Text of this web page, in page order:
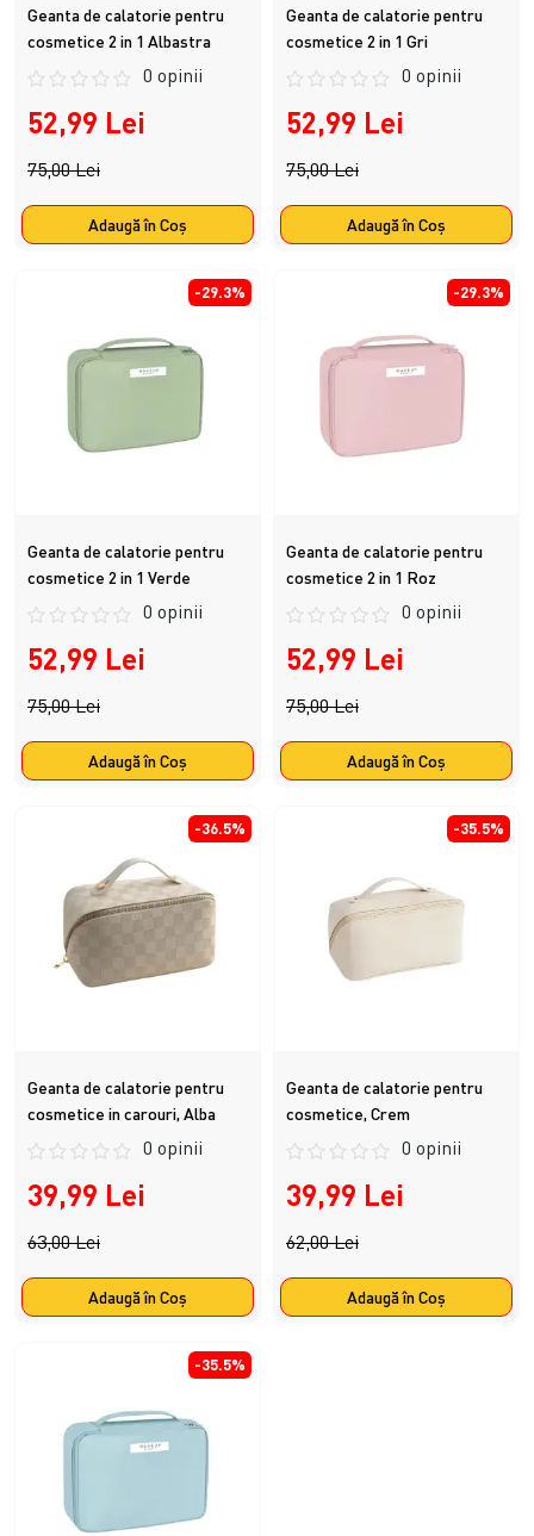
Geanta de calatorie pentru
cosmetice 2 in 1 Albastra
0 opinii
52,99 Lei
75,00 Lei
Adaugă în Coş
Geanta de calatorie pentru
cosmetice 2 in 1 Gri
0 opinii
52,99 Lei
75,00 Lei
Adaugă în Coş
-29.3%
Geanta de calatorie pentru
cosmetice 2 in 1 Verde
0 opinii
52,99 Lei
75,00 Lei
Adaugă în Coş
-29.3%
Geanta de calatorie pentru
cosmetice 2 in 1 Roz
0 opinii
52,99 Lei
75,00 Lei
Adaugă în Coş
-36.5%
Geanta de calatorie pentru
cosmetice in carouri, Alba
0 opinii
39,99 Lei
63,00 Lei
Adaugă în Coş
-35.5%
Geanta de calatorie pentru
cosmetice, Crem
0 opinii
39,99 Lei
62,00 Lei
Adaugă în Coş
-35.5%